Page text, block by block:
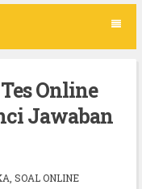
Online
Jawaban
SOAL ONLINE